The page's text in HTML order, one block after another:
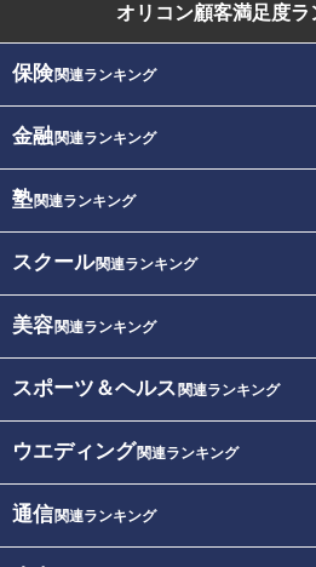
オリコン顧客満足度ラ
保険関連ランキング
金融関連ランキング
塾関連ランキング
スクール関連ランキング
美容関連ランキング
スポーツ＆ヘルス 関連ランキング
ウエディング関連ランキング
通信関連ランキング